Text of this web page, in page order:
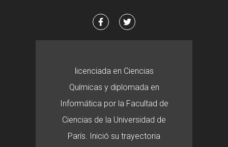
licenciada en Ciencias
Químicas y diplomada en
Informática por la Facultad de
Ciencias de la Universidad de
París. Inició su trayectoria